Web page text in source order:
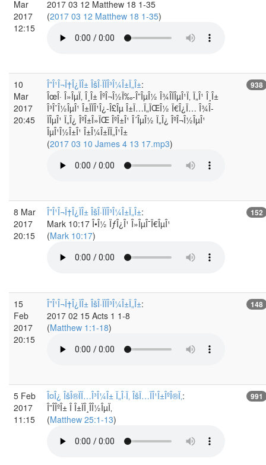
Mar
2017
12:15
2017 03 12 Matthew 18 1-35
(2017 03 12 Matthew 18 1-35)
10
Mar
2017
20:45
Î”Î¹Î¬Ï†Î¿ÏÎ± ÎšÎ·ÏÏÎ³Î¼Î±Ï„Î±:
ÎœÎ· Î»ÎµÏ‚ Î¸Î± ÎºÎ¬Î½Ï‰-Î”ÎµÎ½ Î¾Î­ÏÎµÎ¹Ï‚ Ï„Î¹ Î¸Î±
Î³Î¯Î½ÎµÎ¹ Î±ÏÏÎ¹Î¿-Î£Îµ Î±Ï…Ï„ÏŒÎ½ Ï€Î¿Ï… Î¾Î­
ÏÎµÎ¹ Ï„Î¿ ÎºÎ±Î»ÏŒ ÎºÎ±Î¹ Î´ÎµÎ½ Ï„Î¿ ÎºÎ¬Î½ÎµÎ¹
ÎµÎ¹Î½Î±Î¹ Î±Î¼Î±ÏÏ„Î¹Î±
(2017 03 10 James 4 13 17.mp3)
938
8 Mar
2017
20:15
Î”Î¹Î¬Ï†Î¿ÏÎ± ÎšÎ·ÏÏÎ³Î¼Î±Ï„Î±:
Mark 10:17 Î•Î½ ÏƒÎ¿Î¹ Î»ÎµÎ¯Ï€ÎµÎ¹
(Mark 10:17)
152
15
Feb
2017
20:15
Î”Î¹Î¬Ï†Î¿ÏÎ± ÎšÎ·ÏÏÎ³Î¼Î±Ï„Î±:
2017 02 15 Acts 1 1-8
(Matthew 1:1-18)
148
5 Feb
2017
11:15
Î¤Î¿ ÎšÎ®ÏÏ…Î³Î¼Î± Ï„Î·Ï‚ ÎšÏ…ÏÎ¹Î±ÎºÎ®Ï‚ :
Î”Î­ÎºÎ± Î Î±ÏÎ¸Î­Î½ÎµÏ‚
(Matthew 25:1-13)
991